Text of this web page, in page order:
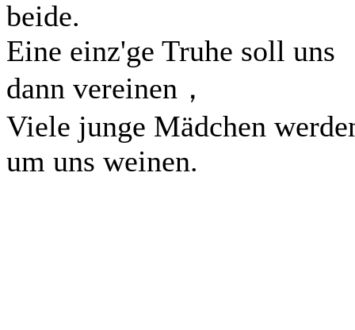
beide.
Eine einz'ge Truhe soll uns
dann vereinen，
Viele junge Mädchen
um uns weinen.